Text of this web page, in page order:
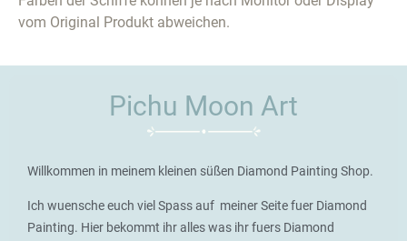
vom Original Produkt abweichen.
Pichu Moon Art
Willkommen in meinem kleinen süßen Diamond Painting Shop.
Ich wuensche euch viel Spass auf meiner Seite fuer Diamond
Painting. Hier bekommt ihr alles was ihr fuers Diamond